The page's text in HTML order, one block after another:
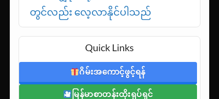
တွင်လည်း လေ့လာနိုင်ပါသည်
Quick Links
ဂိမ်းအကောင့်ဖွင့်ရန်
မြန်မာစာတန်းထိုးရုပ်ရှင်